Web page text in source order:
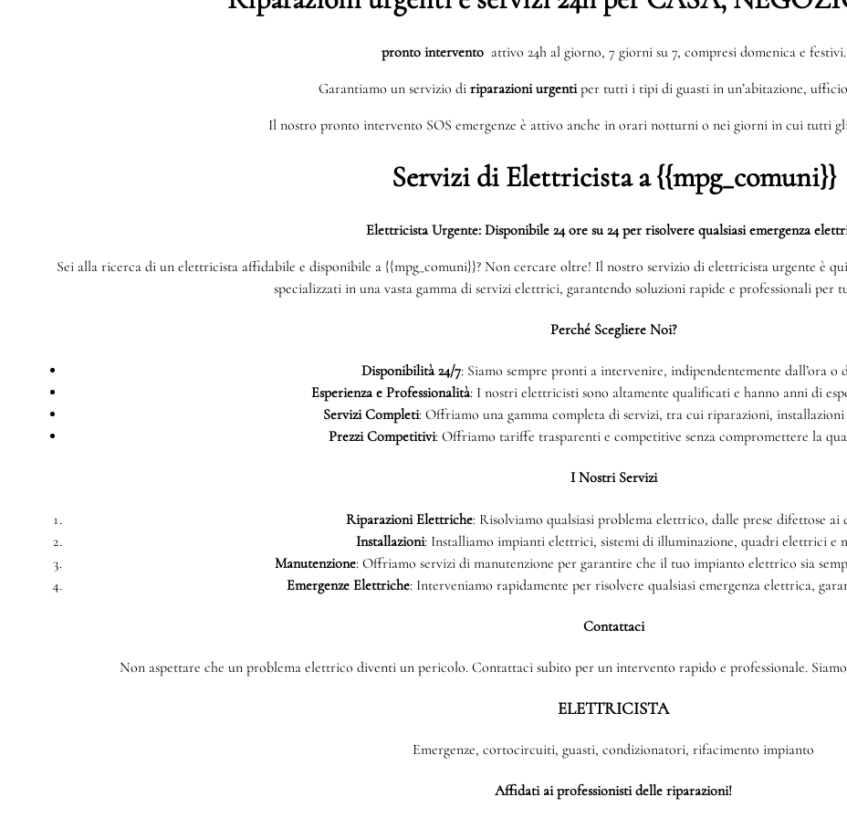
pronto intervento attivo 24h al giorno, 7 giorni su 7, compresi domenica e festivi.
Garantiamo un servizio di riparazioni urgentiper tutti i tipi di guasti in un’abitazione,
Il nostro pronto intervento SOS emergenze è attivo anche in orari notturni o nei giorni in cui tutti
Servizi di Elettricista a {{mpg_comuni}}
Elettricista Urgente: Disponibile 24 ore su 24 per risolvere qualsiasi emergenza
Sei alla ricerca di un elettricista affidabile e disponibile a {{mpg_comuni}}? Non cercare oltre! Il nostro servizio di elettricista urgente è
specializzati in una vasta gamma di servizi elettrici, garantendo soluzioni rapide e professionali per
Perché Scegliere Noi?
Disponibilità 24/7: Siamo sempre pronti a intervenire, indipendentemente dall’ora o
Esperienza e Professionalità: I nostri elettricisti sono altamente qualificati e hanno anni di
Servizi Completi: Offriamo una gamma completa di servizi, tra cui riparazioni, installazioni
Prezzi Competitivi: Offriamo tariffe trasparenti e competitive senza compromettere la
I Nostri Servizi
Riparazioni Elettriche: Risolviamo qualsiasi problema elettrico, dalle prese difettose
Installazioni: Installiamo impianti elettrici, sistemi di illuminazione, quadri elettrici e
Manutenzione: Offriamo servizi di manutenzione per garantire che il tuo impianto elettrico sia
Emergenze Elettriche: Interveniamo rapidamente per risolvere qualsiasi emergenza elettrica,
Contattaci
Non aspettare che un problema elettrico diventi un pericolo. Contattaci subito per un intervento rapido e professionale.
ELETTRICISTA
Emergenze, cortocircuiti, guasti, condizionatori, rifacimento impianto
Affidati ai professionisti delle riparazioni!